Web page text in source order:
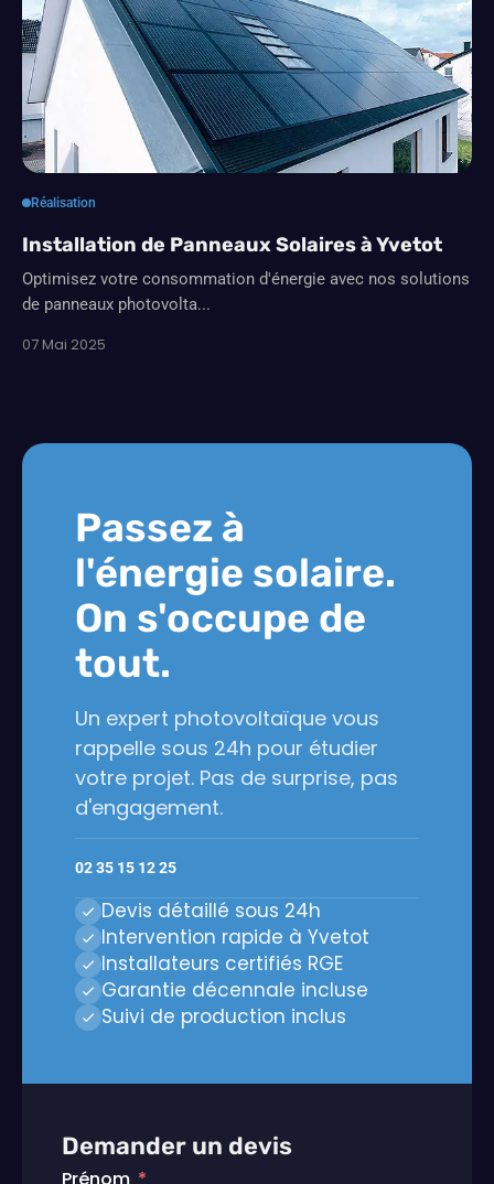
Réalisation
Installation de Panneaux Solaires à Yvetot
Optimisez votre consommation d'énergie avec nos solutions
de panneaux photovolta...
07 Mai 2025
Passez à
l'énergie solaire.
On s'occupe de
tout.
Un expert photovoltaïque vous
rappelle sous 24h pour étudier
votre projet. Pas de surprise, pas
d'engagement.
02 35 15 12 25
Devis détaillé sous 24h
Intervention rapide à Yvetot
Installateurs certifiés RGE
Garantie décennale incluse
Suivi de production inclus
Demander un devis
Prénom